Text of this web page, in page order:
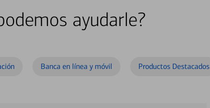
ayudarle?
Banca en línea y móvil Productos Destacados